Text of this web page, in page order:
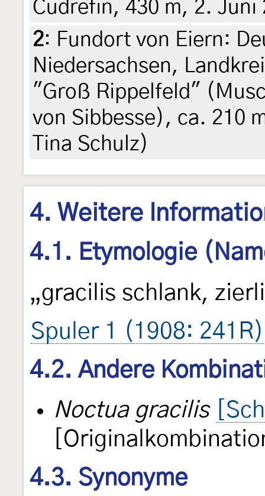
Cudrefin, 430 m, 2.
2: Fundort von Eiern:
Niedersachsen,
"Groß Rippelfeld"
von Sibbesse), ca. 210
Tina Schulz)
4. Weitere
4.1. Etymologie
„gracilis schlank,
Spuler 1 (1908: 241R)
4.2. Andere
Noctua gracilis
4.3. Synonyme